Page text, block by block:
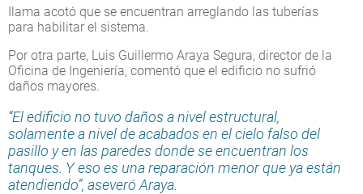
Ilama acotó que se encuentran arreglando las tuberías
para habilitar el sistema.
Por otra parte, Luis Guillermo Araya Segura, director de la
Oficina de Ingeniería, comentó que el edificio no sufrió
daños mayores.
“El edificio no tuvo daños a nivel estructural,
solamente a nivel de acabados en el cielo falso del
pasillo y en las paredes donde se encuentran los
tanques. Y eso es una reparación menor que ya están
atendiendo”, aseveró Araya.